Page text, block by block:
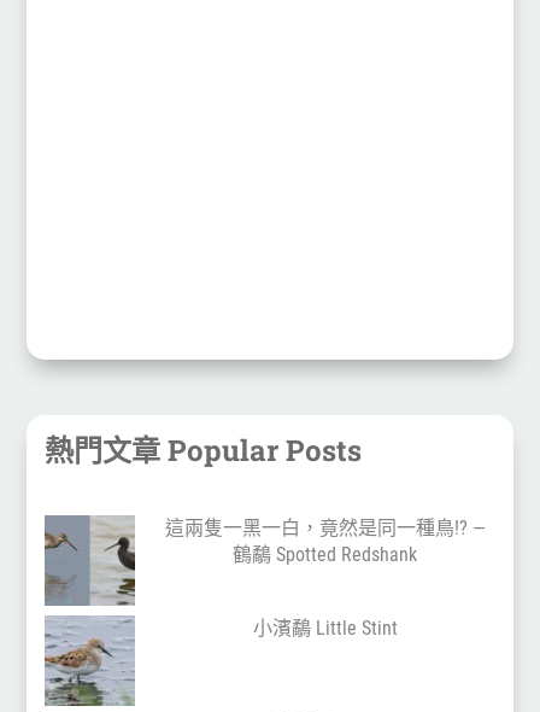
熱門文章 Popular Posts
這兩隻一黑一白，竟然是同一種鳥!? —
鶴鷸 Spotted Redshank
小濱鷸 Little Stint